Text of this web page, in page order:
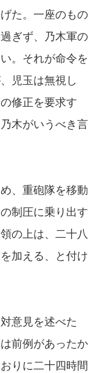
た。一座のもの
ぎず、乃木軍の
。それが命令を
児玉は無視し
修正を要求す
木がいうべき言
、重砲隊を移動
制圧に乗り出す
の上は、二十八
加える、と付け
意見を述べた
前例があったか
りに二十四時間